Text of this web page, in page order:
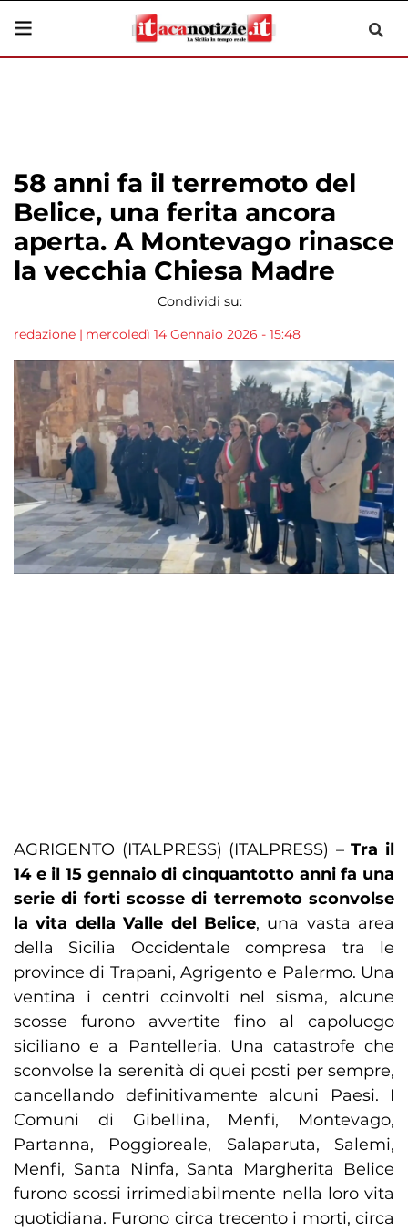
58 anni fa il terremoto del
Belice, una ferita ancora
aperta. A Montevago rinasce
la vecchia Chiesa Madre
Condividi su:
redazione | mercoledì 14 Gennaio 2026 - 15:48
AGRIGENTO (ITALPRESS) (ITALPRESS) –Tra il
14 e il 15 gennaio di cinquantotto anni fa una
serie di forti scosse di terremoto sconvolse
la vita della Valle del Belice, una vasta area
della Sicilia Occidentale compresa tra le
province di Trapani, Agrigento e Palermo. Una
ventina i centri coinvolti nel sisma, alcune
scosse furono avvertite fino al capoluogo
siciliano e a Pantelleria. Una catastrofe che
sconvolse la serenità di quei posti per sempre,
cancellando definitivamente alcuni Paesi. I
Comuni di Gibellina, Menfi, Montevago,
Partanna, Poggioreale, Salaparuta, Salemi,
Menfi, Santa Ninfa, Santa Margherita Belice
furono scossi irrimediabilmente nella loro vita
quotidiana. Furono circa trecento i morti, circa